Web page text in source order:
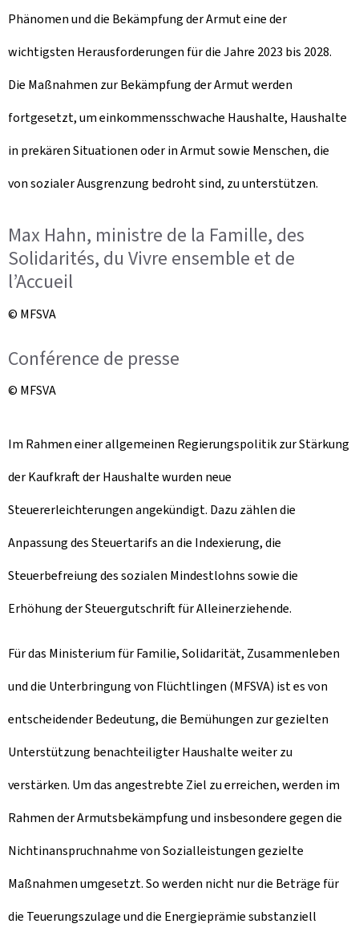
Phänomen und die Bekämpfung der Armut eine der
wichtigsten Herausforderungen für die Jahre 2023 bis 2028.
Die Maßnahmen zur Bekämpfung der Armut werden
fortgesetzt, um einkommensschwache Haushalte, Haushalte
in prekären Situationen oder in Armut sowie Menschen, die
von sozialer Ausgrenzung bedroht sind, zu unterstützen.
Max Hahn, ministre de la Famille, des
Solidarités, du Vivre ensemble et de
l’Accueil
© MFSVA
Conférence de presse
© MFSVA
Im Rahmen einer allgemeinen Regierungspolitik zur Stärkung
der Kaufkraft der Haushalte wurden neue
Steuererleichterungen angekündigt. Dazu zählen die
Anpassung des Steuertarifs an die Indexierung, die
Steuerbefreiung des sozialen Mindestlohns sowie die
Erhöhung der Steuergutschrift für Alleinerziehende.
Für das Ministerium für Familie, Solidarität, Zusammenleben
und die Unterbringung von Flüchtlingen (MFSVA) ist es von
entscheidender Bedeutung, die Bemühungen zur gezielten
Unterstützung benachteiligter Haushalte weiter zu
verstärken. Um das angestrebte Ziel zu erreichen, werden im
Rahmen der Armutsbekämpfung und insbesondere gegen die
Nichtinanspruchnahme von Sozialleistungen gezielte
Maßnahmen umgesetzt. So werden nicht nur die Beträge für
die Teuerungszulage und die Energieprämie substanziell